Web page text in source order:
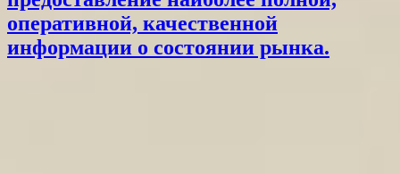
оперативной, качественной
информации о состоянии рынка.